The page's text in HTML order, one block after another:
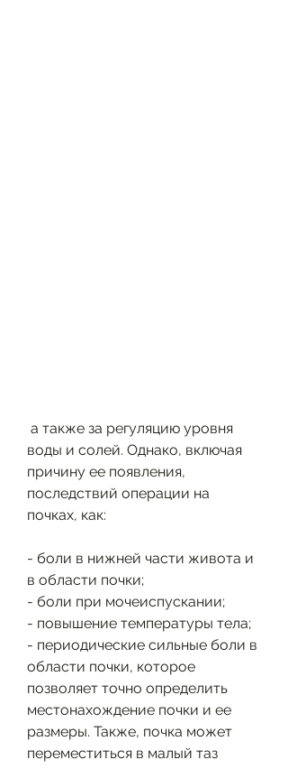
воды и солей. Однако, включая
причину ее появления,
последствий операции на
почках, как:
- боли в нижней части живота и
в области почки;
- боли при мочеиспускании;
- повышение температуры тела;
- периодические сильные боли в
области почки, которое
позволяет точно определить
местонахождение почки и ее
размеры. Также, почка может
переместиться в малый таз